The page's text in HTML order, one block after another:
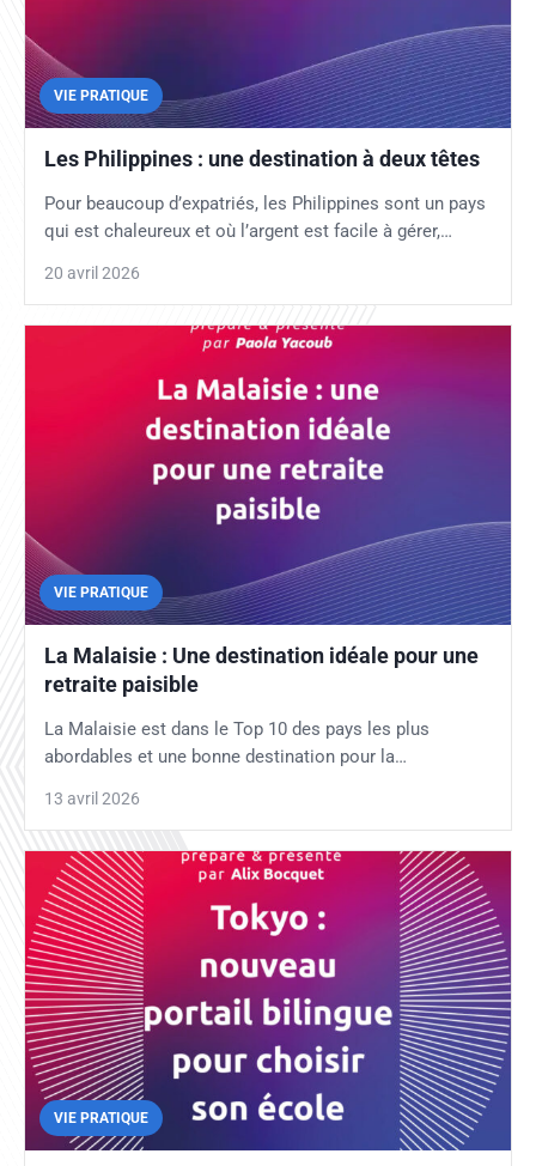
VIE PRATIQUE
Les Philippines : une destination à deux têtes
Pour beaucoup d’expatriés, les Philippines sont un pays
qui est chaleureux et où l’argent est facile à gérer,…
20 avril 2026
VIE PRATIQUE
La Malaisie : Une destination idéale pour une
retraite paisible
La Malaisie est dans le Top 10 des pays les plus
abordables et une bonne destination pour la…
13 avril 2026
VIE PRATIQUE